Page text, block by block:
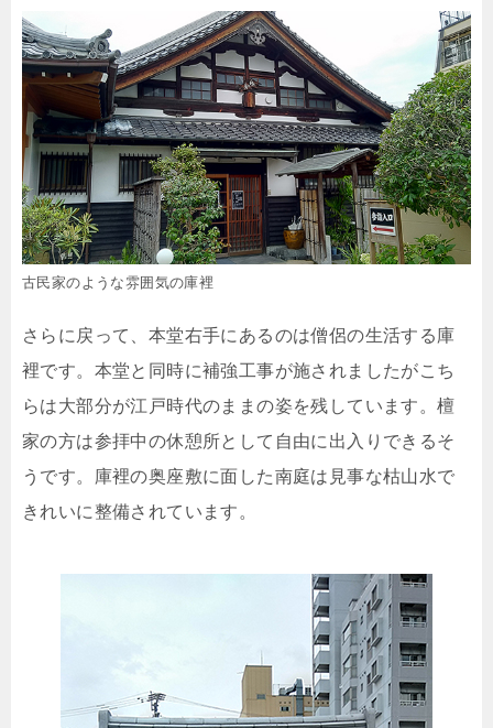
古民家のような雰囲気の庫裡
さらに戻って、本堂右手にあるのは僧侶の生活する庫
裡です。本堂と同時に補強工事が施されましたがこち
らは大部分が江戸時代のままの姿を残しています。檀
家の方は参拝中の休憩所として自由に出入りできるそ
うです。庫裡の奥座敷に面した南庭は見事な枯山水で
きれいに整備されています。